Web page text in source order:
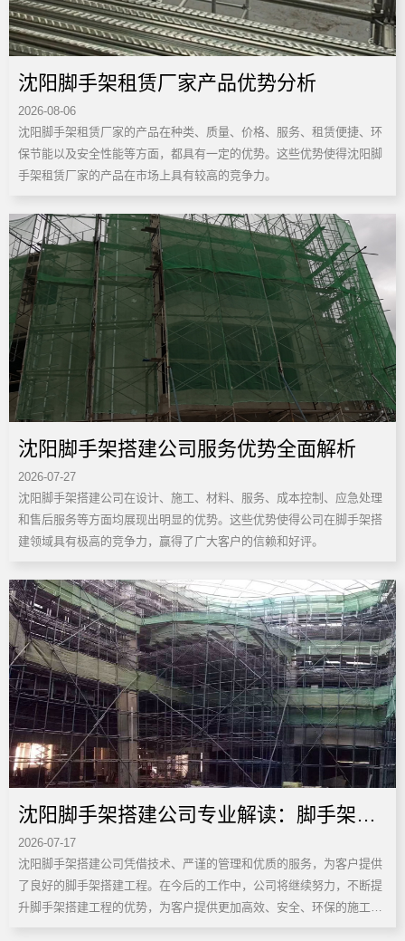
沈阳脚手架租赁厂家产品优势分析
2026-08-06
沈阳脚手架租赁厂家的产品在种类、质量、价格、服务、租赁便捷、环
保节能以及安全性能等方面，都具有一定的优势。这些优势使得沈阳脚
手架租赁厂家的产品在市场上具有较高的竞争力。
​沈阳脚手架搭建公司服务优势全面解析
2026-07-27
沈阳脚手架搭建公司在设计、施工、材料、服务、成本控制、应急处理
和售后服务等方面均展现出明显的优势。这些优势使得公司在脚手架搭
建领域具有极高的竞争力，赢得了广大客户的信赖和好评。
沈阳脚手架搭建公司专业解读：脚手架搭
建工程优势
2026-07-17
沈阳脚手架搭建公司凭借技术、严谨的管理和优质的服务，为客户提供
了良好的脚手架搭建工程。在今后的工作中，公司将继续努力，不断提
升脚手架搭建工程的优势，为客户提供更加高效、安全、环保的施工方